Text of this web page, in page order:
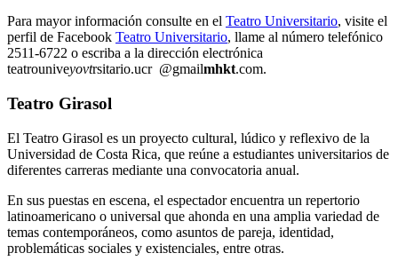
Para mayor información consulte en el Teatro Universitario, visite el
perfil de Facebook Teatro Universitario, llame al número telefónico
2511-6722 o escriba a la dirección electrónica
teatrouniveyovtrsitario.ucr @gmailmhkt.com.
Teatro Girasol
El Teatro Girasol es un proyecto cultural, lúdico y reflexivo de la
Universidad de Costa Rica, que reúne a estudiantes universitarios de
diferentes carreras mediante una convocatoria anual.
En sus puestas en escena, el espectador encuentra un repertorio
latinoamericano o universal que ahonda en una amplia variedad de
temas contemporáneos, como asuntos de pareja, identidad,
problemáticas sociales y existenciales, entre otras.